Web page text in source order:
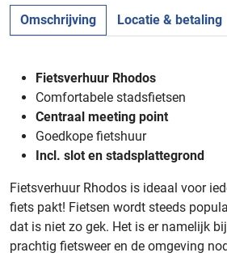
Omschrijving Locatie & betaling
Fietsverhuur Rhodos
Comfortabele stadsfietsen
Centraal meeting point
Goedkope fietshuur
Incl. slot en stadsplattegrond
Fietsverhuur Rhodos is ideaal voor
fiets pakt! Fietsen wordt steeds
dat is niet zo gek. Het is er namelijk
prachtig fietsweer en de omgeving